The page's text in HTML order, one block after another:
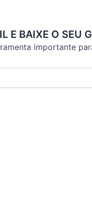
E BAIXE O SEU
importante